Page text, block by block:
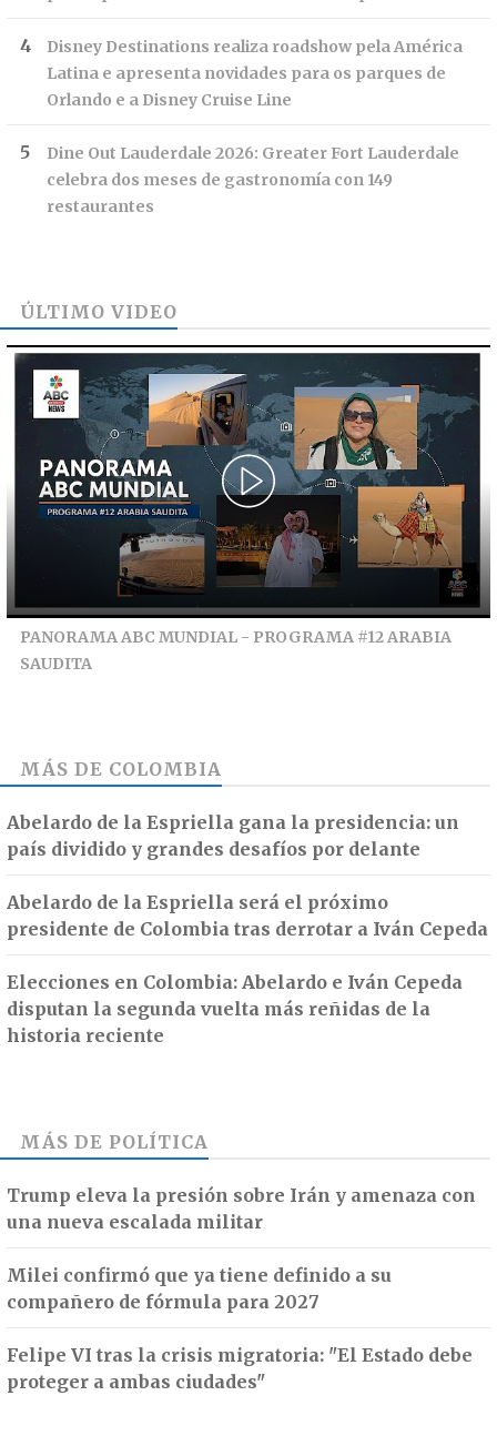
Disney Destinations realiza roadshow pela América
Latina e apresenta novidades para os parques de
Orlando e a Disney Cruise Line
Dine Out Lauderdale 2026: Greater Fort Lauderdale
celebra dos meses de gastronomía con 149
restaurantes
ÚLTIMO VIDEO
PANORAMA ABC MUNDIAL - PROGRAMA #12 ARABIA
SAUDITA
MÁS DE COLOMBIA
Abelardo de la Espriella gana la presidencia: un
país dividido y grandes desafíos por delante
Abelardo de la Espriella será el próximo
presidente de Colombia tras derrotar a Iván Cepeda
Elecciones en Colombia: Abelardo e Iván Cepeda
disputan la segunda vuelta más reñidas de la
historia reciente
MÁS DE POLÍTICA
Trump eleva la presión sobre Irán y amenaza con
una nueva escalada militar
Milei confirmó que ya tiene definido a su
compañero de fórmula para 2027
Felipe VI tras la crisis migratoria: "El Estado debe
proteger a ambas ciudades"